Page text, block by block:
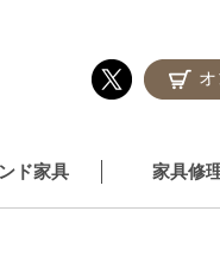
ド家具 家具修